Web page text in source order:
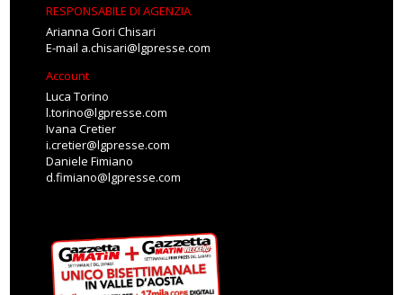
RESPONSABILE DI AGENZIA
Arianna Gori Chisari
E-mail a.chisari@lgpresse.com
Account
Luca Torino
l.torino@lgpresse.com
Ivana Cretier
i.cretier@lgpresse.com
Daniele Fimiano
d.fimiano@lgpresse.com